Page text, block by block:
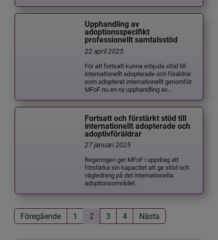
Upphandling av
adoptionsspecifikt
professionellt samtalsstöd
22 april 2025
För att fortsatt kunna erbjuda stöd till
internationellt adopterade och föräldrar
som adopterat internationellt genomför
MFoF nu en ny upphandling av...
Fortsatt och förstärkt stöd till
internationellt adopterade och
adoptivföräldrar
27 januari 2025
Regeringen ger MFoF i uppdrag att
förstärka sin kapacitet att ge stöd och
vägledning på det internationella
adoptionsområdet.
Föregående 1 2 3 4 Nästa